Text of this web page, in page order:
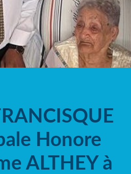
Honore
ALTHEY à